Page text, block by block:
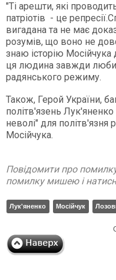
"Ті арешти, які
патріотів - це
вигадана та не має
розумів, що воно не
знаю історію
ця людина завжди
радянського режиму.
Також, Герой України,
політв'язень
неволі" для
Мосійчука.
Повідомити про
помилку мишею і
Лук'яненко Мосійчук